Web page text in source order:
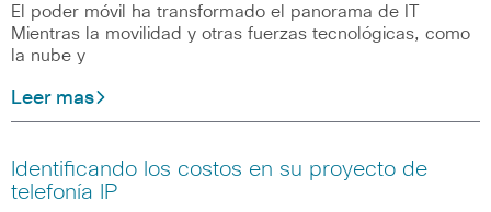
El poder móvil ha transformado el panorama de IT
Mientras la movilidad y otras fuerzas tecnológicas, como
la nube y
Leer mas
Identificando los costos en su proyecto de
telefonía IP